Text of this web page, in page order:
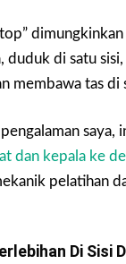
duduk di satu
membawa tas di
saya,
dan kepala ke
pelatihan
Di Sisi